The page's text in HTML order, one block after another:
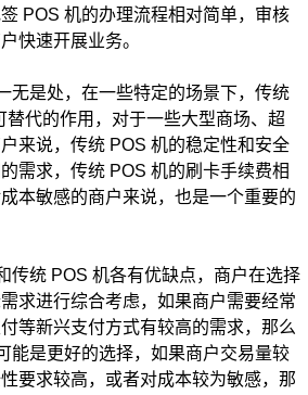
POS 机的办理流程相对简单，审核
快速开展业务。
无是处，在一些特定的场景下，传统
替代的作用，对于一些大型商场、超
来说，传统 POS 机的稳定性和安全
需求，传统 POS 机的刷卡手续费相
本敏感的商户来说，也是一个重要的
传统 POS 机各有优缺点，商户在选择
求进行综合考虑，如果商户需要经常
等新兴支付方式有较高的需求，那么
能是更好的选择，如果商户交易量较
要求较高，或者对成本较为敏感，那